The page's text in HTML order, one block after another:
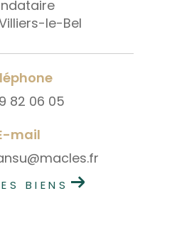
le-Bel
82 06 05
mail
BIENS